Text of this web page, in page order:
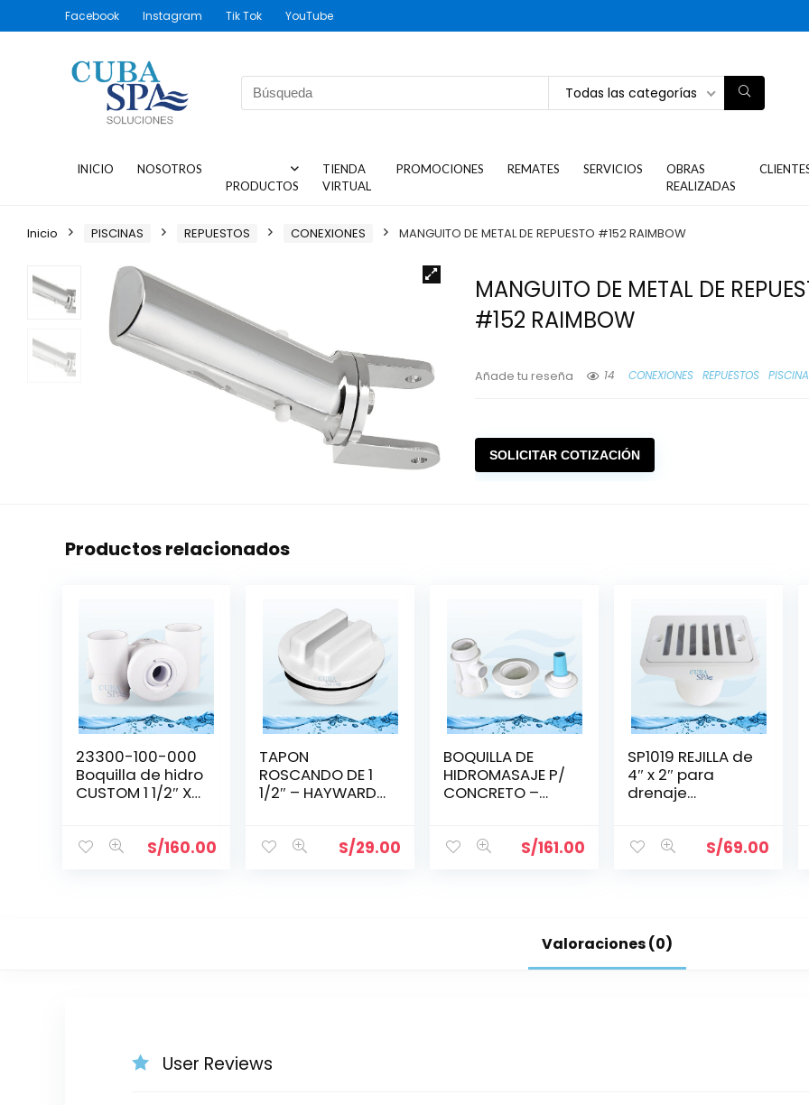
Facebook Instagram Tik Tok YouTube
Todas las categorías
INICIO
NOSOTROS
PRODUCTOS
TIENDA
VIRTUAL
PROMOCIONES REMATES SERVICIOS
OBRAS
REALIZADAS
Inicio PISCINAS REPUESTOS CONEXIONES MANGUITO DE METAL DE REPUESTO #152 RAIMBOW
MANGUITO DE METAL DE
#152 RAIMBOW
Añade tu reseña 14 CONEXIONES REPUESTOS
SOLICITAR COTIZACIÓN
Productos relacionados
23300-100-000
Boquilla de hidro
CUSTOM 1 1/2″ X 1
S/160.00
TAPON
ROSCANDO DE 1
1/2″ – HAYWARD
S/29.00
BOQUILLA DE
HIDROMASAJE P/
CONCRETO –
S/161.00
SP1019 REJILLA de
4″ x 2″ para
drenaje
S/69.00
Valoraciones (0)
User Reviews